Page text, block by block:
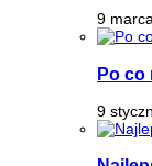
9
Po co
9